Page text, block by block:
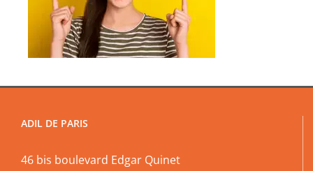
ADIL DE PARIS
46 bis boulevard Edgar Quinet